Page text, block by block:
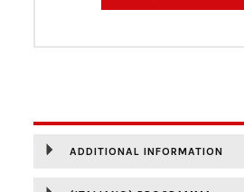
ADDITIONAL INFORMATION